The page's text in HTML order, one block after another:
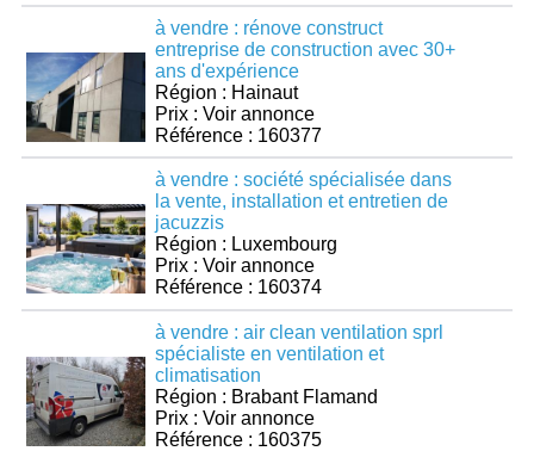
à vendre : rénove construct
entreprise de construction avec 30+
ans d'expérience
Région : Hainaut
Prix : Voir annonce
Référence : 160377
à vendre : société spécialisée dans
la vente, installation et entretien de
jacuzzis
Région : Luxembourg
Prix : Voir annonce
Référence : 160374
à vendre : air clean ventilation sprl
spécialiste en ventilation et
climatisation
Région : Brabant Flamand
Prix : Voir annonce
Référence : 160375